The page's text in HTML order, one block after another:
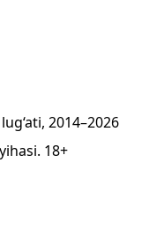
2014–2026
18+